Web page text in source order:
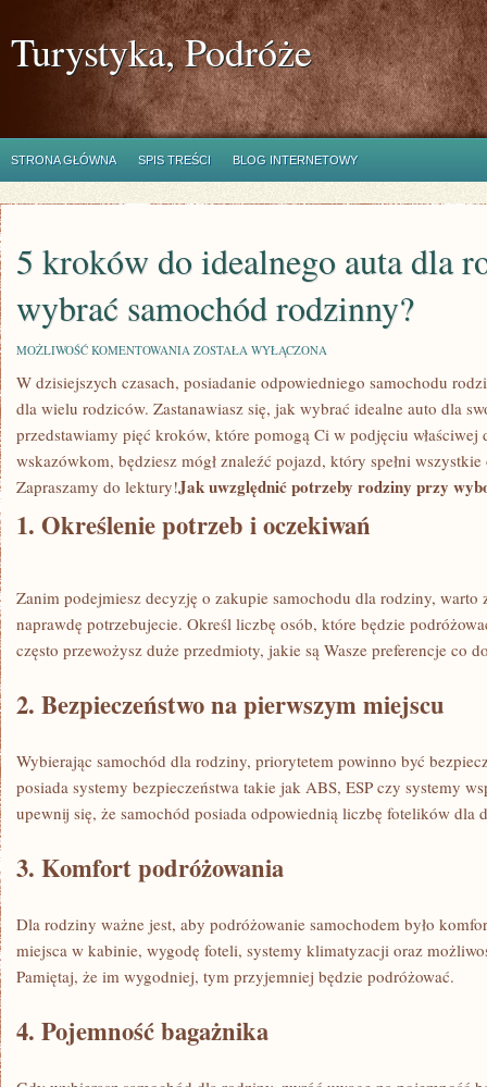
Turystyka, Podróże
STRONA GŁÓWNA SPIS TREŚCI BLOG INTERNETOWY
5 kroków do idealnego auta dla
wybrać samochód rodzinny?
MOŻLIWOŚĆ KOMENTOWANIA 5
DO
AUTA
DLA
RODZINY:
JAK
WYBRAĆ
SAMOCHÓD
ZOSTAŁA WYŁĄCZONA
W⁤ dzisiejszych ⁣czasach, posiadanie odpowiedniego samochodu
dla wielu ⁤rodziców. Zastanawiasz się, jak wybrać idealne auto dla
przedstawiamy pięć kroków,​ które pomogą Ci w podjęciu
wskazówkom, będziesz mógł znaleźć pojazd, ‌który spełni
Zapraszamy do lektury!Jak⁢ uwzględnić potrzeby rodziny ⁢przy⁣
1. ‌Określenie potrzeb i oczekiwań
Zanim podejmiesz decyzję o zakupie samochodu dla rodziny, ​warto
naprawdę potrzebujecie. Określ liczbę osób, które ⁣będzie⁤
‌często ⁢przewożysz ‌duże przedmioty, jakie​ są ⁤Wasze ⁣preferencje co
2. Bezpieczeństwo ⁢na ​pierwszym miejscu
Wybierając samochód dla rodziny, priorytetem powinno być
posiada systemy bezpieczeństwa takie jak ABS, ⁢ESP czy systemy
⁣upewnij się, że ⁤samochód posiada odpowiednią liczbę fotelików⁤ dla
3. ​Komfort podróżowania
Dla rodziny ważne ​jest,⁣ aby podróżowanie samochodem było
miejsca w kabinie, ⁣wygodę foteli, systemy klimatyzacji oraz​
Pamiętaj, że im wygodniej, tym ‌przyjemniej będzie podróżować.
4.​ Pojemność⁣ bagażnika